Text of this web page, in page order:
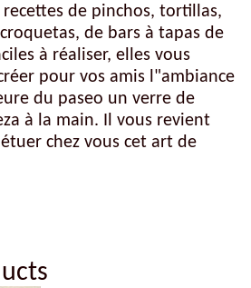
de pinchos, tortillas,
croquetas, de bars à tapas de
à réaliser, elles vous
pour vos amis l"ambiance
du paseo un verre de
à la main. Il vous revient
chez vous cet art de